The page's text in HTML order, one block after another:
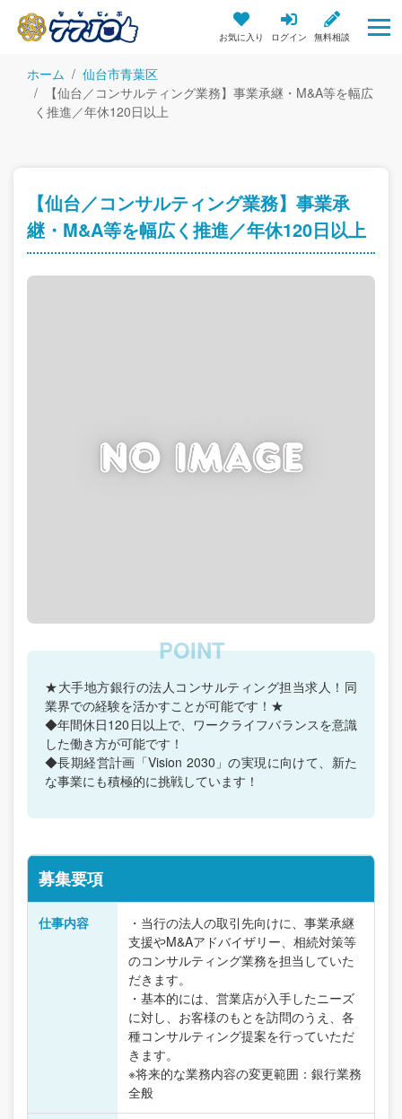
お気に入り ログイン 無料相談
ホーム
仙台市青葉区
【仙台／コンサルティング業務】事業承継・M&A等を幅広
く推進／年休120日以上
【仙台／コンサルティング業務】事業承
継・M&A等を幅広く推進／年休120日以上
★大手地方銀行の法人コンサルティング担当求人！同
業界での経験を活かすことが可能です！★
◆年間休日120日以上で、ワークライフバランスを意識
した働き方が可能です！
◆長期経営計画「Vision 2030」の実現に向けて、新た
な事業にも積極的に挑戦しています！
募集要項
仕事内容
・当行の法人の取引先向けに、事業承継
支援やM&Aアドバイザリー、相続対策等
のコンサルティング業務を担当していた
だきます。
・基本的には、営業店が入手したニーズ
に対し、お客様のもとを訪問のうえ、各
種コンサルティング提案を行っていただ
きます。
※将来的な業務内容の変更範囲：銀行業務
全般